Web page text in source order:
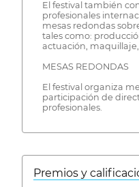
El festival también
profesionales
mesas redondas
tales como:
actuación,
MESAS REDONDAS
El festival organiza
participación de
profesionales.
Premios y